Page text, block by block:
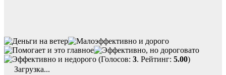
(Голосов: 3. Рейтинг: 5.00)
Загрузка...